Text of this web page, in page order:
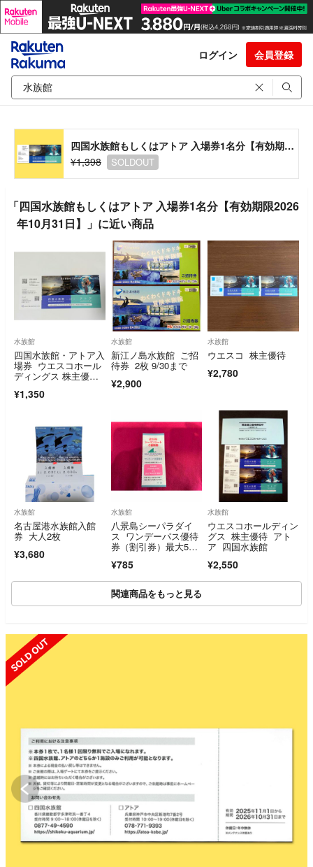
ログイン 会員登録
四国水族館もしくはアトア 入場券1名分【有効期限2026年10月31日】
¥1,398
SOLDOUT
「四国水族館もしくはアトア 入場券1名分【有効期限2026
年10月31日】」に近い商品
水族館
四国水族館・アトア入
場券 ウエスコホール
ディングス 株主優待
¥1,350
水族館
新江ノ島水族館 ご招
待券 2枚 9/30まで
¥2,900
水族館
ウエスコ 株主優待
¥2,780
水族館
名古屋港水族館入館
券 大人2枚
¥3,680
水族館
八景島シーパラダイ
ス ワンデーパス優待
券（割引券）最大5名
¥785
水族館
ウエスコホールディン
グス 株主優待 アト
ア 四国水族館
¥2,550
関連商品をもっと見る